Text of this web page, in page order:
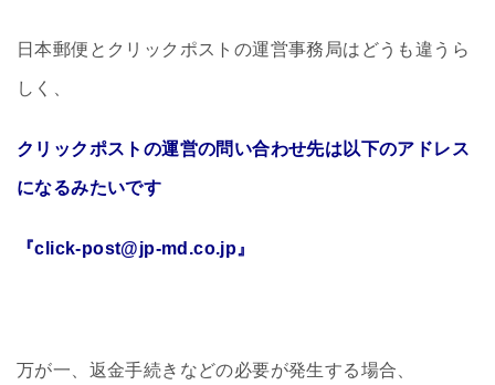
日本郵便とクリックポストの運営事務局はどうも違うら
しく、
クリックポストの運営の問い合わせ先は以下のアドレス
になるみたいです
『click-post@jp-md.co.jp』
万が一、返金手続きなどの必要が発生する場合、